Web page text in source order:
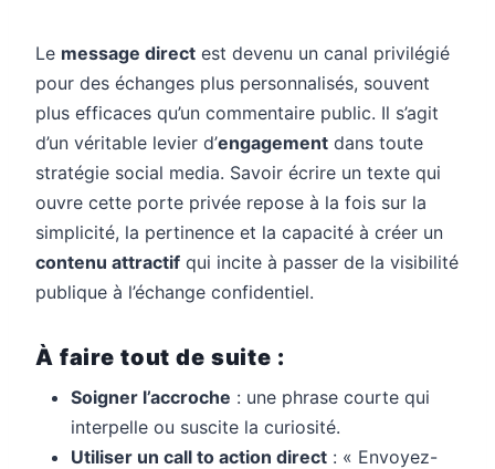
Le message direct est devenu un canal privilégié
pour des échanges plus personnalisés, souvent
plus efficaces qu’un commentaire public. Il s’agit
d’un véritable levier d’engagement dans toute
stratégie social media. Savoir écrire un texte qui
ouvre cette porte privée repose à la fois sur la
simplicité, la pertinence et la capacité à créer un
contenu attractif qui incite à passer de la visibilité
publique à l’échange confidentiel.
À faire tout de suite :
Soigner l’accroche : une phrase courte qui
interpelle ou suscite la curiosité.
Utiliser un call to action direct : « Envoyez-